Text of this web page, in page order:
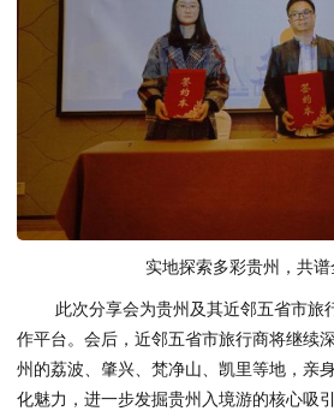
实地探索多彩贵州，共
此次分享会为贵州及其近邻五省市旅
作平台。会后，近邻五省市旅行商将继续
州的荔波、肇兴、梵净山、凯里等地，亲
化魅力，进一步发掘贵州入境游的核心吸